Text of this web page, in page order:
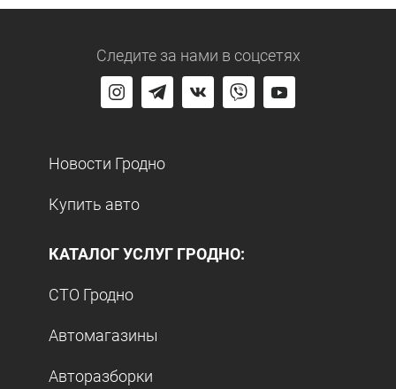
Следите за нами в соцсетях
Новости Гродно
Купить авто
КАТАЛОГ УСЛУГ ГРОДНО:
СТО Гродно
Автомагазины
Авторазборки